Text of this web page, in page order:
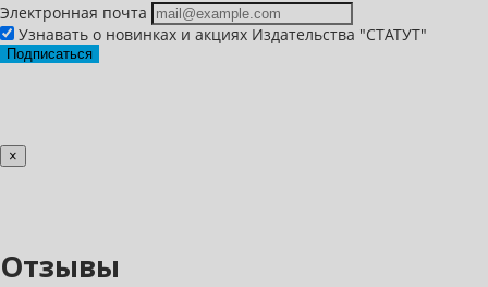
Электронная почта
Узнавать о новинках и акциях Издательства "СТАТУТ"
Подписаться
×
Отзывы